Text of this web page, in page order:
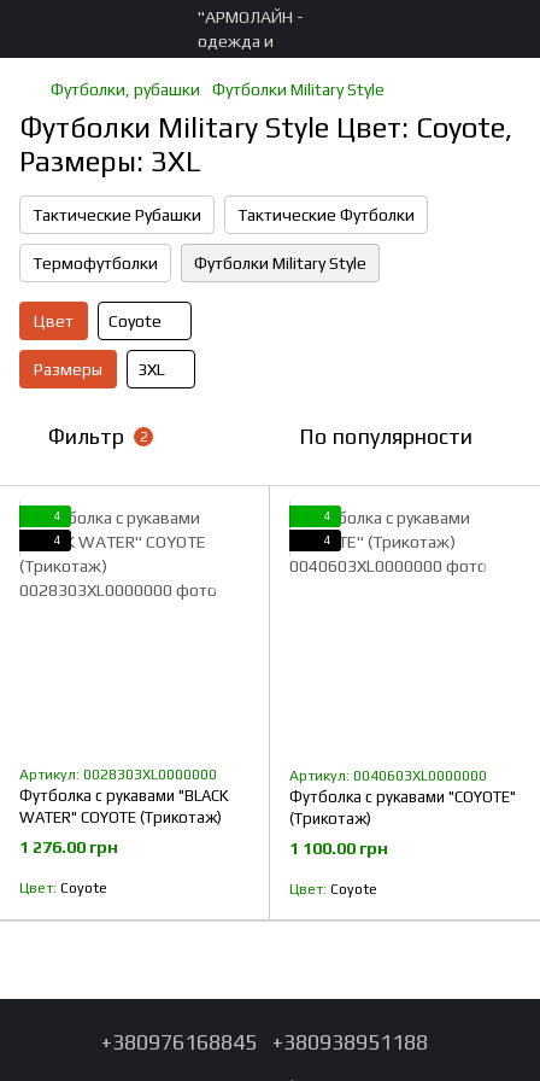
Футболки, рубашки Футболки Military Style
Футболки Military Style Цвет: Coyote,
Размеры: 3XL
Тактические Рубашки Тактические Футболки
Термофутболки Футболки Military Style
Цвет Coyote
Размеры 3XL
Фильтр 2 По популярности
4
4
Артикул: 0028303XL0000000
Футболка с рукавами "BLACK
WATER" COYOTE (Трикотаж)
1 276.00 грн
Цвет Coyote
4
4
Артикул: 0040603XL0000000
Футболка с рукавами "COYOTE"
(Трикотаж)
1 100.00 грн
Цвет Coyote
+380976168845 +380938951188